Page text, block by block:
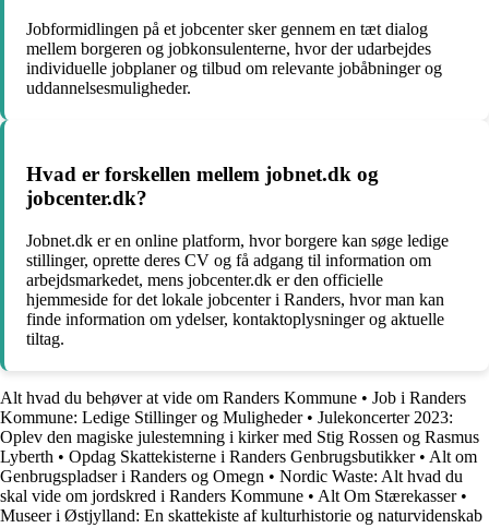
Jobformidlingen på et jobcenter sker gennem en tæt dialog
mellem borgeren og jobkonsulenterne, hvor der udarbejdes
individuelle jobplaner og tilbud om relevante jobåbninger og
uddannelsesmuligheder.
Hvad er forskellen mellem jobnet.dk og
jobcenter.dk?
Jobnet.dk er en online platform, hvor borgere kan søge ledige
stillinger, oprette deres CV og få adgang til information om
arbejdsmarkedet, mens jobcenter.dk er den officielle
hjemmeside for det lokale jobcenter i Randers, hvor man kan
finde information om ydelser, kontaktoplysninger og aktuelle
tiltag.
Alt hvad du behøver at vide om Randers Kommune • Job i Randers
Kommune: Ledige Stillinger og Muligheder• Julekoncerter 2023:
Oplev den magiske julestemning i kirker med Stig Rossen og Rasmus
Lyberth • Opdag Skattekisterne i Randers Genbrugsbutikker• Alt om
Genbrugspladser i Randers og Omegn • Nordic Waste: Alt hvad du
skal vide om jordskred i Randers Kommune • Alt Om Stærekasser•
Museer i Østjylland: En skattekiste af kulturhistorie og naturvidenskab